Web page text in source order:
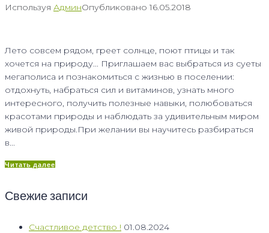
Используя АдминОпубликовано16.05.2018
Лето совсем рядом, греет солнце, поют птицы и так
хочется на природу... Приглашаем вас выбраться из суеты
мегаполиса и познакомиться с жизнью в поселении:
отдохнуть, набраться сил и витаминов, узнать много
интересного, получить полезные навыки, полюбоваться
красотами природы и наблюдать за удивительным миром
живой природы.При желании вы научитесь разбираться
в...
Читать далее
Свежие записи
Счастливое детство ! 01.08.2024